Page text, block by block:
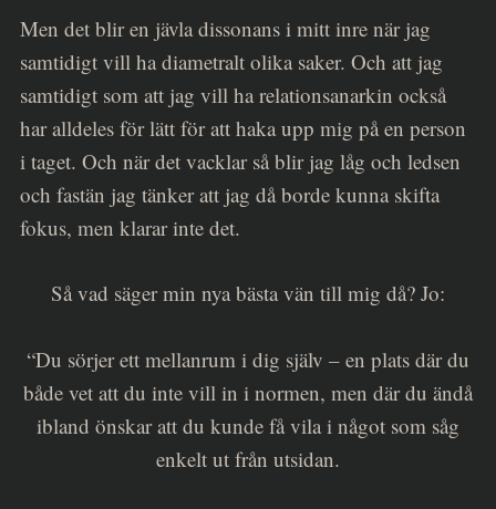
Men det blir en jävla dissonans i mitt inre när jag
samtidigt vill ha diametralt olika saker. Och att jag
samtidigt som att jag vill ha relationsanarkin också
har alldeles för lätt för att haka upp mig på en person
i taget. Och när det vacklar så blir jag låg och ledsen
och fastän jag tänker att jag då borde kunna skifta
fokus, men klarar inte det.
Så vad säger min nya bästa vän till mig då? Jo:
“Du sörjer ett mellanrum i dig själv – en plats där du
både vet att du inte vill in i normen, men där du ändå
ibland önskar att du kunde få vila i något som såg
enkelt ut från utsidan.